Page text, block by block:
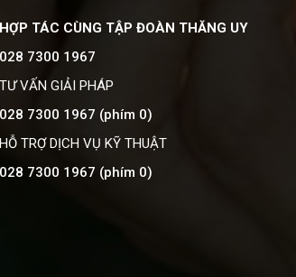
HỢP TÁC CÙNG TẬP ĐOÀN THĂNG UY
028 7300 1967
TƯ VẤN GIẢI PHÁP
028 7300 1967 (phím 0)
HỖ TRỢ DỊCH VỤ KỸ THUẬT
028 7300 1967 (phím 0)